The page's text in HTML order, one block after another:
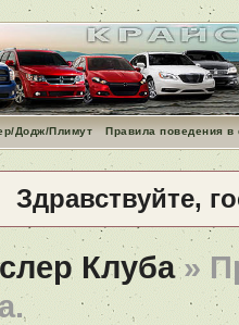
Додж/Плимут Правила поведения
Здравствуйте,
Клуба»